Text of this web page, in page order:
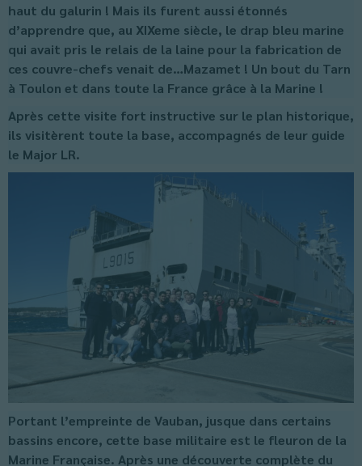
haut du galurin ! Mais ils furent aussi étonnés
d’apprendre que, au XIXeme siècle, le drap bleu marine
qui avait pris le relais de la laine pour la fabrication de
ces couvre-chefs venait de…Mazamet ! Un bout du Tarn
à Toulon et dans toute la France grâce à la Marine !
Après cette visite fort instructive sur le plan historique,
ils visitèrent toute la base, accompagnés de leur guide
le Major LR.
Portant l’empreinte de Vauban, jusque dans certains
bassins encore, cette base militaire est le fleuron de la
Marine Française. Après une découverte complète du